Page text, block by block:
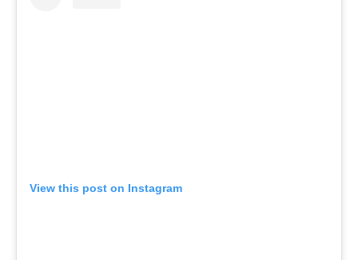
View this post on Instagram